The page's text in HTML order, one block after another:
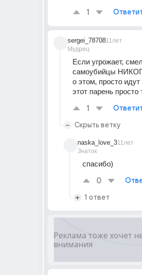
1
sergei_78708
Мудрец
11лет
Если угрожает,
самоубийцы
о этом, просто
этот парень просто
1
Скрыть ветку
naska_love_3
Знаток
11лет
спасибо)
0
1 ответ